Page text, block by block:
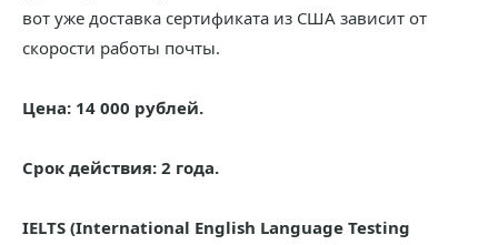
вот уже доставка сертификата из США зависит от
скорости работы почты.
Цена: 14 000 рублей.
Срок действия: 2 года.
IELTS (International English Language Testing